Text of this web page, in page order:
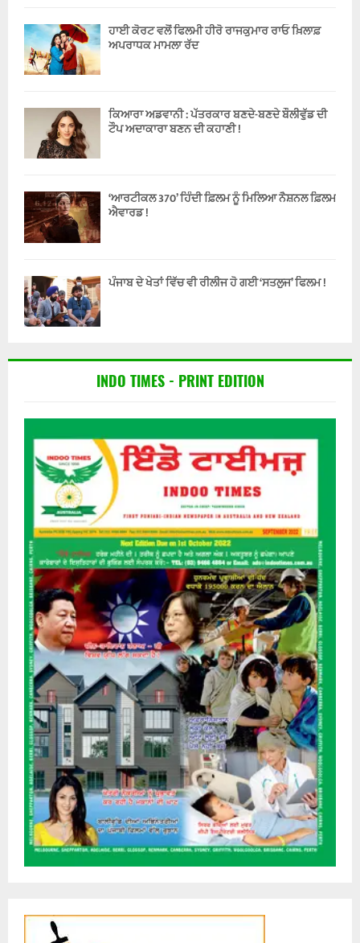
ਹਾਈ ਕੋਰਟ ਵਲੋਂ ਫਿਲਮੀ ਹੀਰੋ ਰਾਜਕੁਮਾਰ ਰਾਓ ਖ਼ਿਲਾਫ਼
ਅਪਰਾਧਕ ਮਾਮਲਾ ਰੱਦ
ਕਿਆਰਾ ਅਡਵਾਨੀ : ਪੱਤਰਕਾਰ ਬਣਦੇ-ਬਣਦੇ ਬੌਲੀਵੁੱਡ ਦੀ
ਟੌਪ ਅਦਾਕਾਰਾ ਬਣਨ ਦੀ ਕਹਾਣੀ !
‘ਆਰਟੀਕਲ 370’ ਹਿੰਦੀ ਫ਼ਿਲਮ ਨੂੰ ਮਿਲਿਆ ਨੈਸ਼ਨਲ ਫ਼ਿਲਮ
ਐਵਾਰਡ !
ਪੰਜਾਬ ਦੇ ਖੇਤਾਂ ਵਿੱਚ ਵੀ ਰੀਲੀਜ ਹੋ ਗਈ ‘ਸਤਲੁਜ’ ਫਿਲਮ !
INDO TIMES - PRINT EDITION